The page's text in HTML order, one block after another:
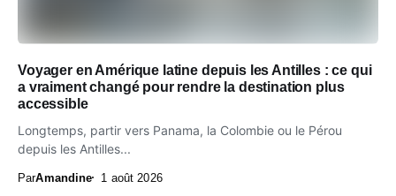
Voyager en Amérique latine depuis les Antilles : ce qui
a vraiment changé pour rendre la destination plus
accessible
Longtemps, partir vers Panama, la Colombie ou le Pérou
depuis les Antilles...
ParAmandine 1 août 2026